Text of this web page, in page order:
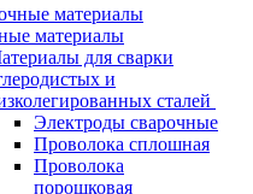
материалы
для сварки
и
сталей
Электроды сварочные
Проволока сплошная
Проволока
порошковая